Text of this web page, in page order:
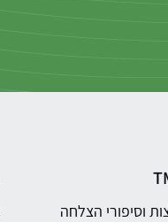
וסיפורי הצלחה